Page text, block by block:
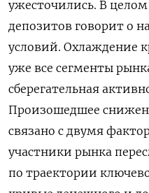
ужесточились. В
депозитов говорит о
условий. Охлаждение
уже все сегменты
сберегательная
Произошедшее
связано с двумя
участники рынка
по траектории